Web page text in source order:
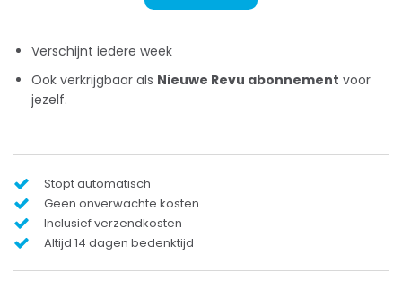
Verschijnt iedere week
Ook verkrijgbaar als Nieuwe Revu abonnement voor
jezelf.
Stopt automatisch
Geen onverwachte kosten
Inclusief verzendkosten
Altijd 14 dagen bedenktijd